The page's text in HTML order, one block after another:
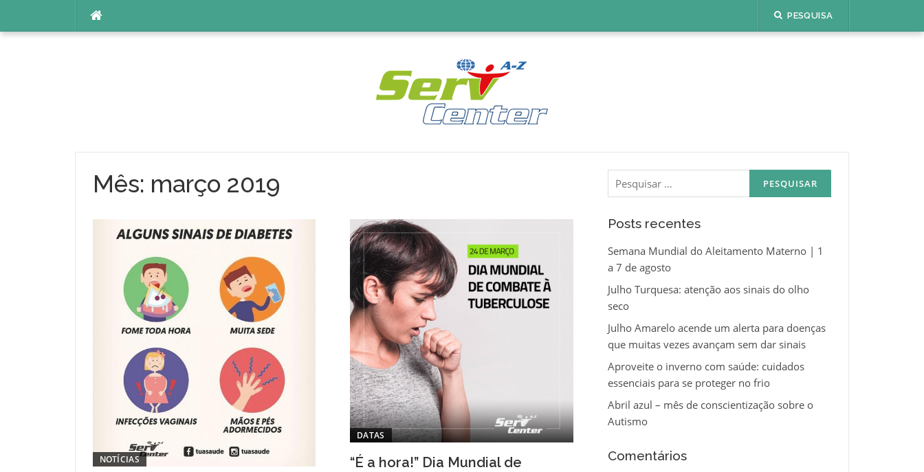
PESQUISA
Mês: março 2019
NOTÍCIAS
DATAS
“É a hora!” Dia Mundial de
Pesquisar
por:
Posts recentes
Semana Mundial do Aleitamento Materno | 1
a 7 de agosto
Julho Turquesa: atenção aos sinais do olho
seco
Julho Amarelo acende um alerta para doenças
que muitas vezes avançam sem dar sinais
Aproveite o inverno com saúde: cuidados
essenciais para se proteger no frio
Abril azul – mês de conscientização sobre o
Autismo
Comentários